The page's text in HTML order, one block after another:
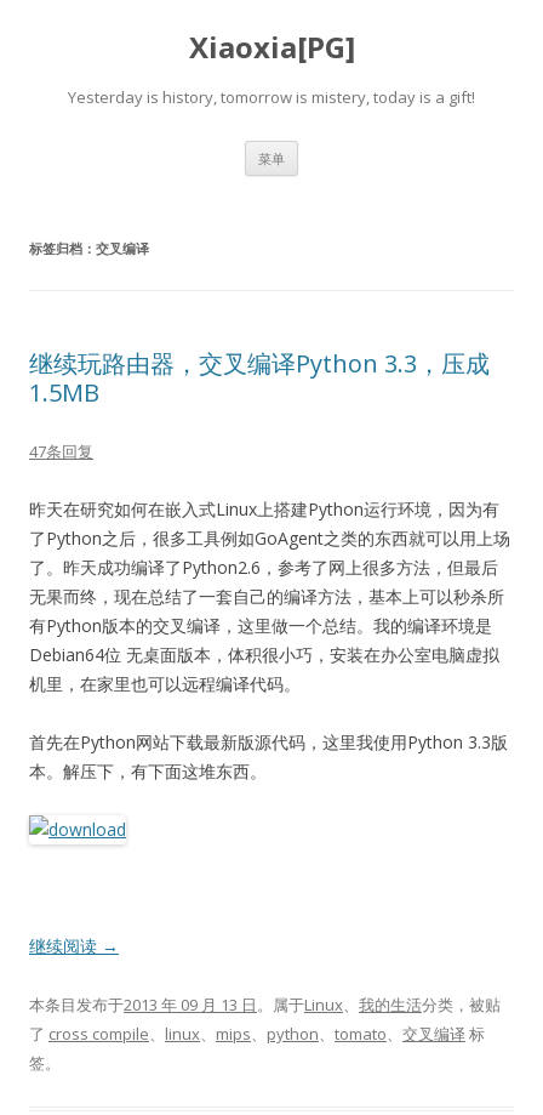
Xiaoxia[PG]
Yesterday is history, tomorrow is mistery, today is a gift!
菜单
标签归档： 交叉编译
继续玩路由器，交叉编译Python 3.3，压成
1.5MB
47条回复
昨天在研究如何在嵌入式Linux上搭建Python运行环境，因为有
了Python之后，很多工具例如GoAgent之类的东西就可以用上场
了。昨天成功编译了Python2.6，参考了网上很多方法，但最后
无果而终，现在总结了一套自己的编译方法，基本上可以秒杀所
有Python版本的交叉编译，这里做一个总结。我的编译环境是
Debian64位 无桌面版本，体积很小巧，安装在办公室电脑虚拟
机里，在家里也可以远程编译代码。
首先在Python网站下载最新版源代码，这里我使用Python 3.3版
本。解压下，有下面这堆东西。
继续阅读 →
本条目发布于2013 年 09 月 13 日。属于Linux、 我的生活分类，被贴
了 cross compile、 linux、 mips、 python、 tomato、 交叉编译 标
签。